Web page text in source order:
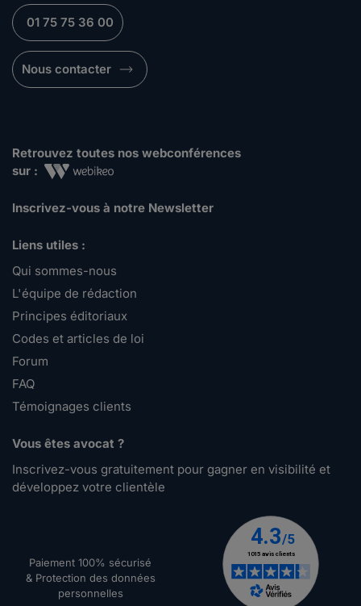
01 75 75 36 00
Nous contacter
Retrouvez toutes nos webconférences
sur :
Inscrivez-vous à notre Newsletter
Liens utiles :
Qui sommes-nous
L'équipe de rédaction
Principes éditoriaux
Codes et articles de loi
Forum
FAQ
Témoignages clients
Vous êtes avocat ?
Inscrivez-vous gratuitement pour gagner en visibilité et
développez votre clientèle
Paiement 100% sécurisé
& Protection des données
personnelles